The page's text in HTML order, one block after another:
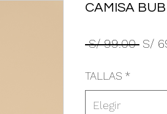
CAMISA
S/ 99.00 S/
TALLAS *
Elegir